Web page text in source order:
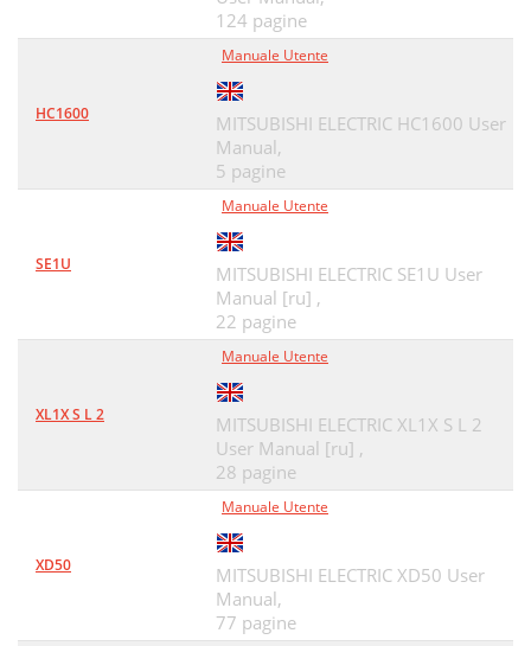
124 pagine
HC1600
Manuale Utente
MITSUBISHI ELECTRIC HC1600 User
Manual,
5 pagine
SE1U
Manuale Utente
MITSUBISHI ELECTRIC SE1U User
Manual [ru] ,
22 pagine
XL1X S L 2
Manuale Utente
MITSUBISHI ELECTRIC XL1X S L 2
User Manual [ru] ,
28 pagine
XD50
Manuale Utente
MITSUBISHI ELECTRIC XD50 User
Manual,
77 pagine